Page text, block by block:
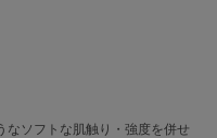
なソフトな肌触り・強度を併せ